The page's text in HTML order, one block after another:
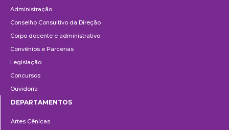
Administração
Conselho Consultivo da Direção
Corpo docente e administrativo
Convênios e Parcerias
Legislação
Concursos
Ouvidoria
DEPARTAMENTOS
Artes Cênicas